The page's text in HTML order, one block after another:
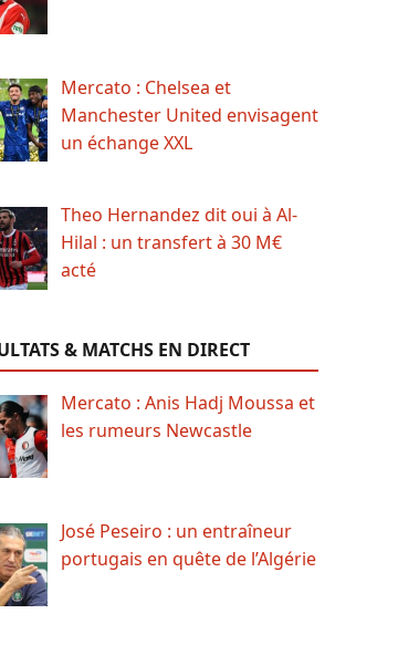
Mercato : Chelsea et
Manchester United envisagent
un échange XXL
Theo Hernandez dit oui à Al-
Hilal : un transfert à 30 M€
acté
& MATCHS EN DIRECT
Mercato : Anis Hadj Moussa et
les rumeurs Newcastle
José Peseiro : un entraîneur
portugais en quête de l’Algérie